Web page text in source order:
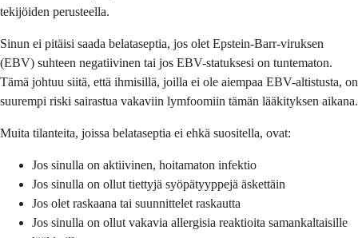
tekijöiden perusteella.
Sinun ei pitäisi saada belataseptia, jos olet Epstein-Barr-viruksen
(EBV) suhteen negatiivinen tai jos EBV-statuksesi on tuntematon.
Tämä johtuu siitä, että ihmisillä, joilla ei ole aiempaa EBV-altistusta, on
suurempi riski sairastua vakaviin lymfoomiin tämän lääkityksen aikana.
Muita tilanteita, joissa belataseptia ei ehkä suositella, ovat:
Jos sinulla on aktiivinen, hoitamaton infektio
Jos sinulla on ollut tiettyjä syöpätyyppejä äskettäin
Jos olet raskaana tai suunnittelet raskautta
Jos sinulla on ollut vakavia allergisia reaktioita samankaltaisille